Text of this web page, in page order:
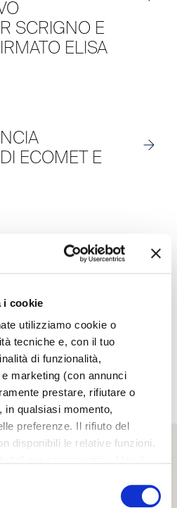
i cookie
utilizziamo cookie o
tecniche e, con il tuo
di funzionalità,
marketing (con annunci
prestare, rifiutare o
in qualsiasi momento,
preferenze. Il rifiuto del
disponibili le relative funzioni.
SCRIGNO E
ELISA
ECOMET E
MAPPA
VISIONE
1 / 6